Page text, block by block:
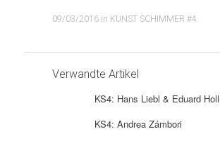
09/03/2016in KUNST SCHIMMER #4.
Verwandte Artikel
KS4: Hans Liebl & Eduard
KS4: Andrea Zámbori